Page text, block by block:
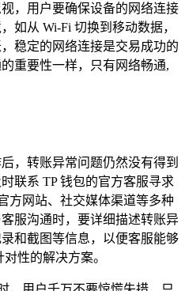
，用户要确保设备的网络连接
如从 Wi-Fi 切换到移动数据，
稳定的网络连接是交易成功的
重要性一样，只有网络畅通,
，转账异常问题仍然没有得到
联系 TP 钱包的官方客服寻求
方网站、社交媒体渠道等多种
服沟通时，要详细描述转账异
和截图等信息，以便客服能够
性的解决方案。